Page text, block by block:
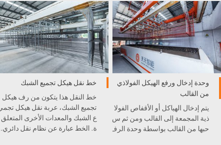
وحدة إدخال ورفع الهيكل الفولاذي
من القالب
يتم إدخال الهياكل أو الأقفاص الفولا
ذية المجمعة إلى القالب ومن ثم س
حبها من القالب بواسطة وحدة الرف
خط نقل هيكل تجميع الشبك
خط النقل هذا يتكون من رف هيكل
تجميع الشبك، عربة نقل هيكل
ع الشبك والمعدات الأخرى المتعلق
ة. الخط عبارة عن نظام نقل دائري.